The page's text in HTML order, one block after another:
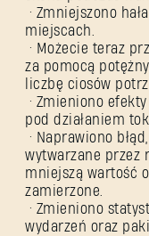
• Zmniejszono
miejscach.
• Możecie teraz
za pomocą
liczbę ciosów
• Zmieniono
pod działaniem
• Naprawiono
wytwarzane przez
mniejszą wartość
zamierzone.
• Zmieniono
wydarzeń oraz